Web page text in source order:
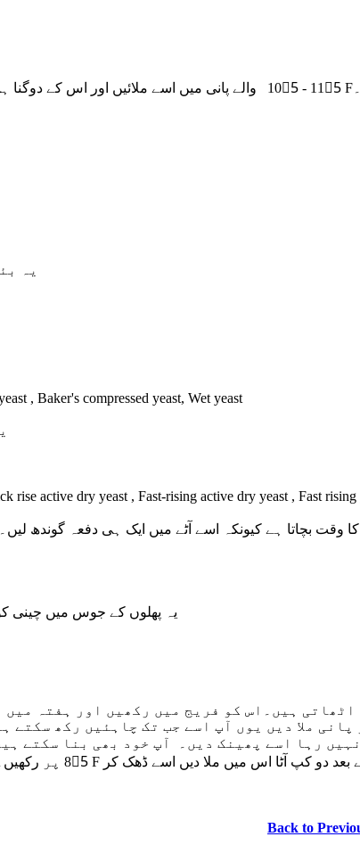
105ْ - 115ْ F
والے پانی میں اسے ملائیں اور اس کے دوگنا
یہ
, Baker's compressed yeast, Wet yeast
rise active dry yeast , Fast-rising active dry yeast , Fast rising
وقت بچاتا ہے کیونکہ اسے آٹے میں ایک ہی دفعہ گوندھ لیں۔
یہ پھلوں کے جوس میں چینی
ہیں۔اس کو فریج میں رکھیں اور ہفتہ میں
ملا دیں یوں آپ اسے جب تک چاہئیں رکھ سکتے
رہا اسے پھینک دیں۔ آپ خود بھی بنا سکتے
دو کپ آٹا اس میں ملا دیں اسے ڈھک کر 85ْ F پر
Back to